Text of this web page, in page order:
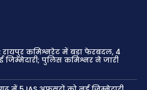
रायपुर कमिश्नरेट में बड़ा फेरबदल, 4
जिम्मेदारी; पुलिस कमिश्नर ने जारी